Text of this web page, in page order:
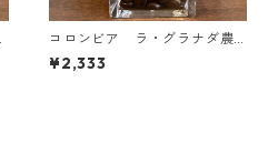
コロンビア ラ・グラナダ農
園 ピンクブルボン ダークベリ
ー 200g（100g単価の10%O
¥2,333